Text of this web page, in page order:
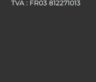
TVA : FR03 812271013